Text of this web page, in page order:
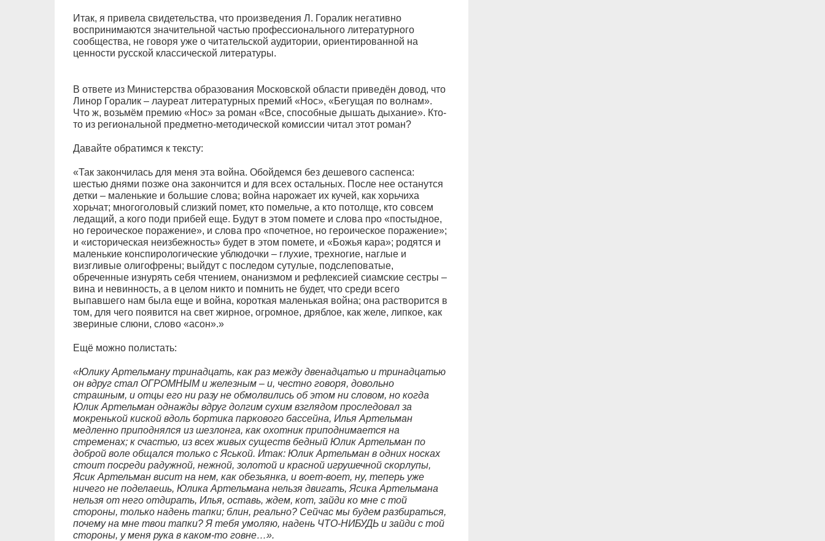
Итак, я привела свидетельства, что произведения Л. Горалик негативно
воспринимаются значительной частью профессионального литературного
сообщества, не говоря уже о читательской аудитории, ориентированной на
ценности русской классической литературы.
В ответе из Министерства образования Московской области приведён довод, что
Линор Горалик – лауреат литературных премий «Нос», «Бегущая по волнам».
Что ж, возьмём премию «Нос» за роман «Все, способные дышать дыхание». Кто-
то из региональной предметно-методической комиссии читал этот роман?
Давайте обратимся к тексту:
«Так закончилась для меня эта война. Обойдемся без дешевого саспенса:
шестью днями позже она закончится и для всех остальных. После нее останутся
детки – маленькие и большие слова; война нарожает их кучей, как хорьчиха
хорьчат; многоголовый слизкий помет, кто помельче, а кто потолще, кто совсем
ледащий, а кого поди прибей еще. Будут в этом помете и слова про «постыдное,
но героическое поражение», и слова про «почетное, но героическое поражение»;
и «историческая неизбежность» будет в этом помете, и «Божья кара»; родятся и
маленькие конспирологические ублюдочки – глухие, трехногие, наглые и
визгливые олигофрены; выйдут с последом сутулые, подслеповатые,
обреченные изнурять себя чтением, онанизмом и рефлексией сиамские сестры –
вина и невинность, а в целом никто и помнить не будет, что среди всего
выпавшего нам была еще и война, короткая маленькая война; она растворится в
том, для чего появится на свет жирное, огромное, дряблое, как желе, липкое, как
звериные слюни, слово «асон».»
Ещё можно полистать:
«Юлику Артельману тринадцать, как раз между двенадцатью и тринадцатью
он вдруг стал ОГРОМНЫМ и железным – и, честно говоря, довольно
страшным, и отцы его ни разу не обмолвились об этом ни словом, но когда
Юлик Артельман однажды вдруг долгим сухим взглядом проследовал за
мокренькой киской вдоль бортика паркового бассейна, Илья Артельман
медленно приподнялся из шезлонга, как охотник приподнимается на
стременах; к счастью, из всех живых существ бедный Юлик Артельман по
доброй воле общался только с Яськой. Итак: Юлик Артельман в одних носках
стоит посреди радужной, нежной, золотой и красной игрушечной скорлупы,
Ясик Артельман висит на нем, как обезьянка, и воет-воет, ну, теперь уже
ничего не поделаешь, Юлика Артельмана нельзя двигать, Ясика Артельмана
нельзя от него отдирать, Илья, оставь, ждем, кот, зайди ко мне с той
стороны, только надень тапки; блин, реально? Сейчас мы будем разбираться,
почему на мне твои тапки? Я тебя умоляю, надень ЧТО-НИБУДЬ и зайди с той
стороны, у меня рука в каком-то говне…».